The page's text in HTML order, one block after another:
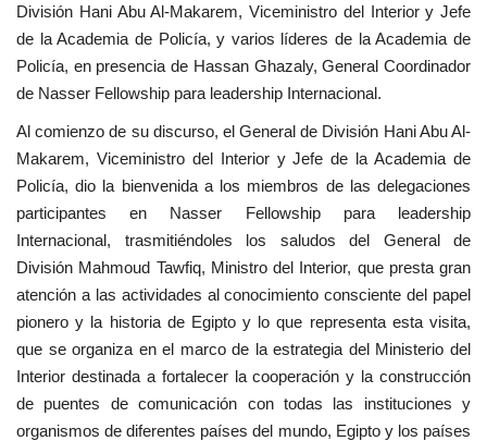
Líderes
Documentos
Oportunidades
vídeos
Los colaboradores
Los patrocinios
Galería
Lengua
División Hani Abu Al-Makarem, Viceministro del Interior y Jefe
de la Academia de Policía, y varios líderes de la Academia de
Policía, en presencia de Hassan Ghazaly, General Coordinador
de Nasser Fellowship para leadership Internacional.
Al comienzo de su discurso, el General de División Hani Abu Al-
Makarem, Viceministro del Interior y Jefe de la Academia de
Policía, dio la bienvenida a los miembros de las delegaciones
participantes en Nasser Fellowship para leadership
Internacional, trasmitiéndoles los saludos del General de
División Mahmoud Tawfiq, Ministro del Interior, que presta gran
atención a las actividades al conocimiento consciente del papel
pionero y la historia de Egipto y lo que representa esta visita,
que se organiza en el marco de la estrategia del Ministerio del
Interior destinada a fortalecer la cooperación y la construcción
de puentes de comunicación con todas las instituciones y
organismos de diferentes países del mundo, Egipto y los países